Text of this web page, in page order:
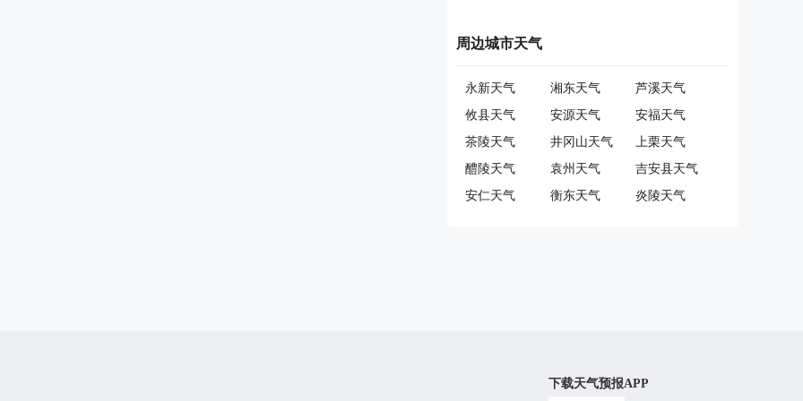
周边城市天气
永新天气 湘东天气
芦溪天气
攸县天气
安源天气
安福天气
茶陵天气
井冈山天气
上栗天气
醴陵天气
袁州天气
吉安县天气
安仁天气
衡东天气 炎陵天气
下载天气预报APP